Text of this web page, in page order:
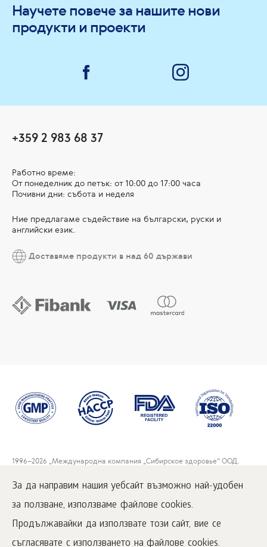
За да направим нашия уебсайт възможно най-удобен
за ползване, използваме файлове cookies.
Продължавайки да използвате този сайт, вие се
съгласявате с използването на файлове cookies.
Научете повече за нашите нови
продукти и проекти
+359 2 983 68 37
Работно време:
От понеделник до петък: от 10:00 до 17:00 часа
Почивни дни: събота и неделя
Ние предлагаме съдействие на български, руски и
английски език.
Доставяме продукти в над 60 държави
1996–2026 „Международна компания „Сибирское здоровье“ ООД.
Възпроизвеждането на материалите от този сайт е възможно при
условие задължително разполагане на активна справка на
www.siberianwellness.com.
Условия за покупка